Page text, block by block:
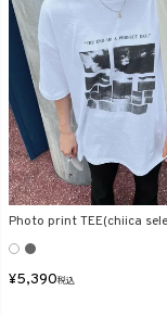
Photo print TEE(chiica
¥5,390税込